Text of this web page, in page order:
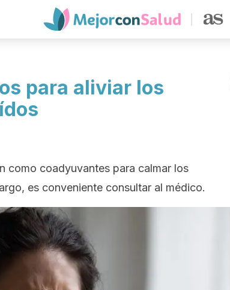
para aliviar los
como coadyuvantes para calmar los
es conveniente consultar al médico.